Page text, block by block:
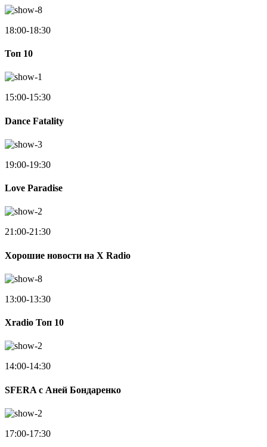
18:00-18:30
Toп 10
15:00-15:30
Dance Fatality
19:00-19:30
Love Paradise
21:00-21:30
Хорошие новости на X Radio
13:00-13:30
Xradio Топ 10
14:00-14:30
SFERA с Аней Бондаренко
17:00-17:30